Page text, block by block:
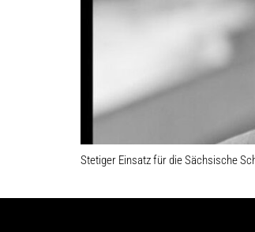
Stetiger Einsatz für die Sächsische